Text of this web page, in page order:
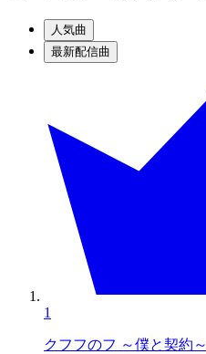
人気曲
最新配信曲
1
クフフのフ ～僕と契約～